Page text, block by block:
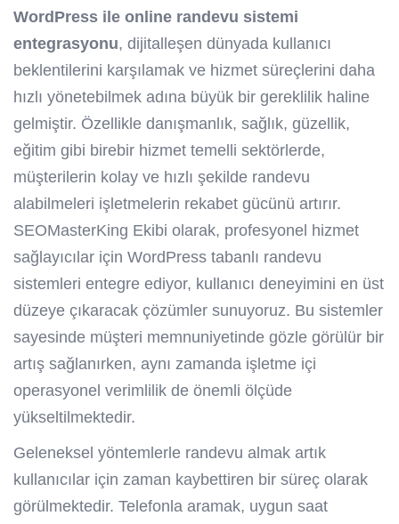
WordPress ile online randevu sistemi
entegrasyonu, dijitalleşen dünyada kullanıcı
beklentilerini karşılamak ve hizmet süreçlerini daha
hızlı yönetebilmek adına büyük bir gereklilik haline
gelmiştir. Özellikle danışmanlık, sağlık, güzellik,
eğitim gibi birebir hizmet temelli sektörlerde,
müşterilerin kolay ve hızlı şekilde randevu
alabilmeleri işletmelerin rekabet gücünü artırır.
SEOMasterKing Ekibi olarak, profesyonel hizmet
sağlayıcılar için WordPress tabanlı randevu
sistemleri entegre ediyor, kullanıcı deneyimini en üst
düzeye çıkaracak çözümler sunuyoruz. Bu sistemler
sayesinde müşteri memnuniyetinde gözle görülür bir
artış sağlanırken, aynı zamanda işletme içi
operasyonel verimlilik de önemli ölçüde
yükseltilmektedir.
Geleneksel yöntemlerle randevu almak artık
kullanıcılar için zaman kaybettiren bir süreç olarak
görülmektedir. Telefonla aramak, uygun saat